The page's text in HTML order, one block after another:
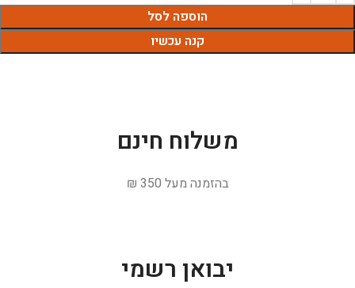
הוספה לסל
קנה עכשיו
משלוח חינם
בהזמנה מעל 350 ₪
יבואן רשמי